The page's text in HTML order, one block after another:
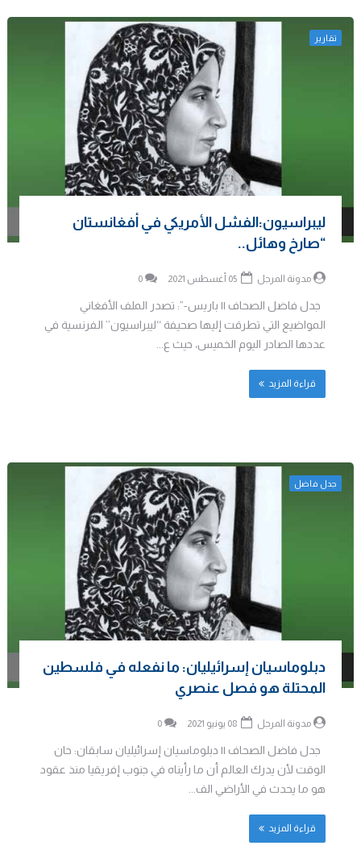
تقارير
ليبراسيون:الفشل الأمريكي في أفغانستان
“صارخ وهائل..
مدونة المرجل 0
جدل فاضل الصحاف || باريس-”: تصدر الملف الأفغاني
المواضيع التي تطرقت إليها صحيفة ‘‘ليبراسيون’’ الفرنسية في
عددها الصادر اليوم الخميس، حيث ع...
قراءة المزيد
جدل فاضل
دبلوماسيان إسرائيليان: ما نفعله في فلسطين
المحتلة هو فصل عنصري
مدونة المرجل 0
جدل فاضل الصحاف || دبلوماسيان إسرائيليان سابقان: حان
الوقت لأن يدرك العالم أن ما رأيناه في جنوب إفريقيا منذ عقود
هو ما يحدث في الأراضي الف...
قراءة المزيد